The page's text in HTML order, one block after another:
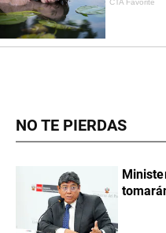
NO TE PIERDAS